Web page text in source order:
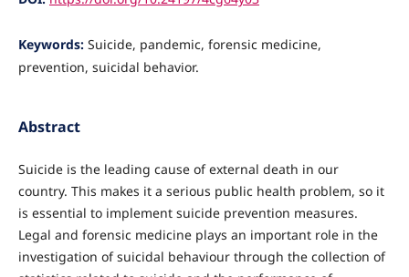
Keywords: Suicide, pandemic, forensic medicine,
prevention, suicidal behavior.
Abstract
Suicide is the leading cause of external death in our
country. This makes it a serious public health problem, so it
is essential to implement suicide prevention measures.
Legal and forensic medicine plays an important role in the
investigation of suicidal behaviour through the collection of